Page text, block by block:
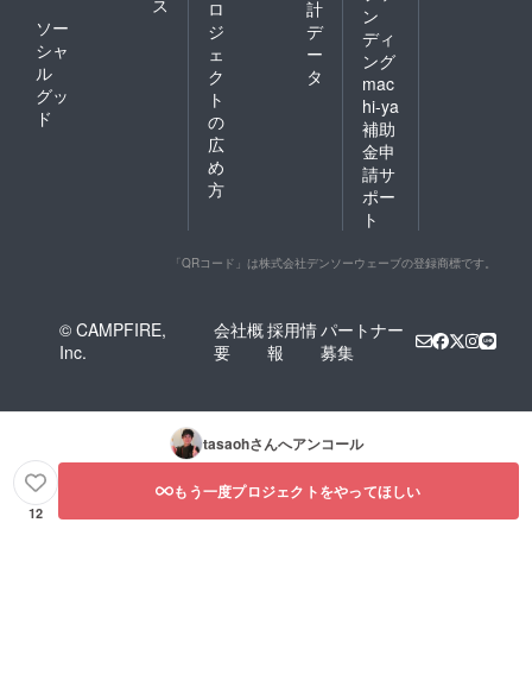
ス
ソー
シャ
ル
グッ
ド
ロ
ジ
ェ
ク
ト
の
広
め
方
計
デ
ー
タ
ン
ディ
ング
mac
hi-ya
補助
金申
請サ
ポー
ト
「QRコード」は株式会社デンソーウェーブの登録商標です。
© CAMPFIRE,
Inc.
会社概
要
採用情
報
パートナー
募集
tasaohさんへアンコール
12
もう一度プロジェクトをやってほしい